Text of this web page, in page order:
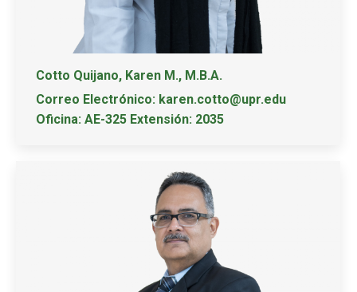
Cotto Quijano, Karen M., M.B.A.
Correo Electrónico: karen.cotto@upr.edu
Oficina: AE-325 Extensión: 2035